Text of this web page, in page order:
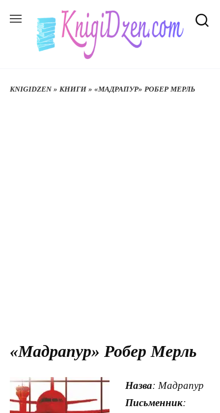
до
KNIGIDZEN» КНИГИ » «МАДРАПУР» РОБЕР МЕРЛЬ
«Мадрапур» Робер Мерль
Назва: Мадрапур
Письменник: